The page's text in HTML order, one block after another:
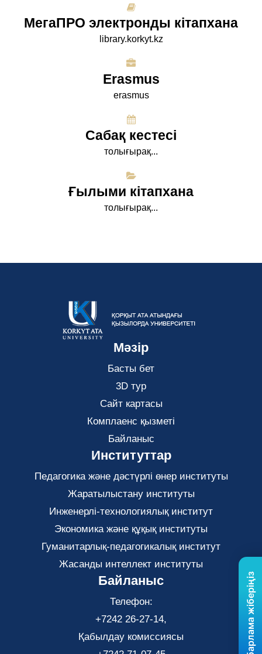
МегаПРО электронды кітапхана
library.korkyt.kz
Erasmus
erasmus
Сабақ кестесі
толығырақ...
Ғылыми кітапхана
толығырақ...
Мәзір
Басты бет
3D тур
Сайт картасы
Комплаенс қызметі
Байланыс
Институттар
Педагогика және дәстүрлі өнер институты
Жаратылыстану институты
Инженерлі-технологиялық институт
Экономика және құқық институты
Гуманитарлық-педагогикалық институт
Жасанды интеллект институты
Байланыс
Телефон:
+7242 26-27-14,
Қабылдау комиссиясы